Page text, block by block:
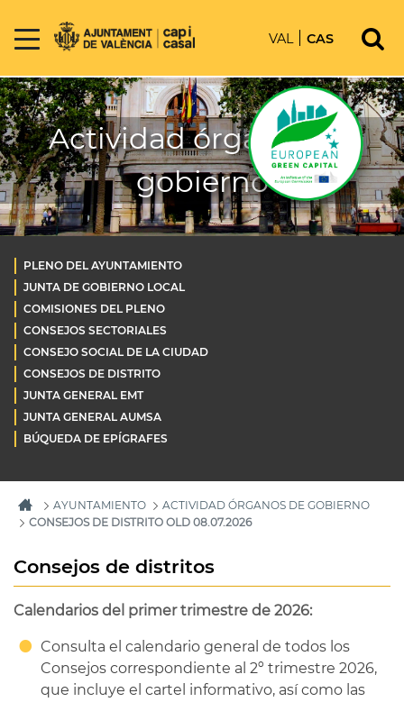
VAL CAS
Actividad órganos de
gobierno
PLENO DEL AYUNTAMIENTO
JUNTA DE GOBIERNO LOCAL
COMISIONES DEL PLENO
CONSEJOS SECTORIALES
CONSEJO SOCIAL DE LA CIUDAD
CONSEJOS DE DISTRITO
JUNTA GENERAL EMT
JUNTA GENERAL AUMSA
BÚQUEDA DE EPÍGRAFES
AYUNTAMIENTO
ACTIVIDAD ÓRGANOS DE GOBIERNO
CONSEJOS DE DISTRITO OLD 08.07.2026
Consejos de distritos
Calendarios del primer trimestre de 2026:
Consulta el calendario general de todos los
Consejos correspondiente al 2º trimestre 2026,
que incluye el cartel informativo, así como las